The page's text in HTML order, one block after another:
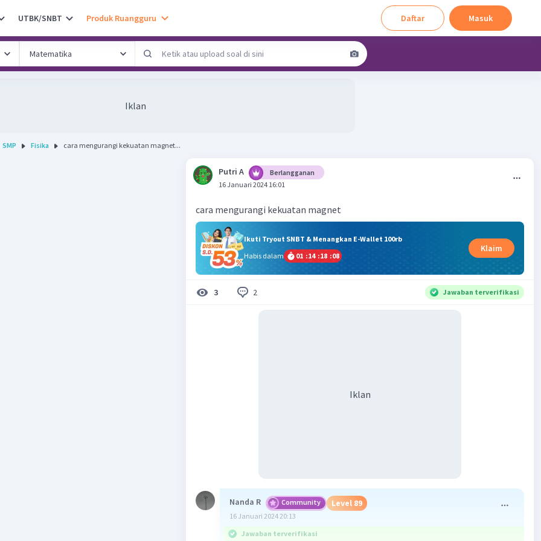
UTBK/SNBT Produk Ruangguru Daftar Masuk
Iklan
SMP Fisika cara mengurangi kekuatan magnet...
Putri A
Berlangganan
16 Januari 2024 16:01
cara mengurangi kekuatan magnet
Ikuti Tryout SNBT & Menangkan E-Wallet 100rb
Habis dalam
01 :14 :18 :07
Klaim
3 2 Jawaban terverifikasi
Iklan
Nanda R Community Level 89
16 Januari 2024 20:13
Jawaban terverifikasi